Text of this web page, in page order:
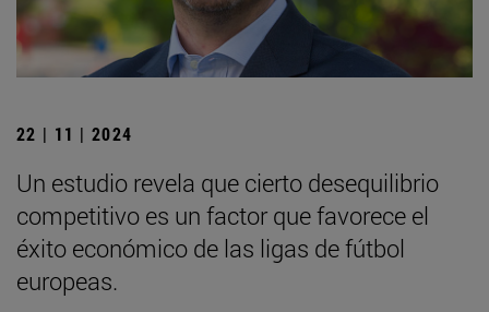
22 | 11 | 2024
Un estudio revela que cierto desequilibrio
competitivo es un factor que favorece el
éxito económico de las ligas de fútbol
europeas.